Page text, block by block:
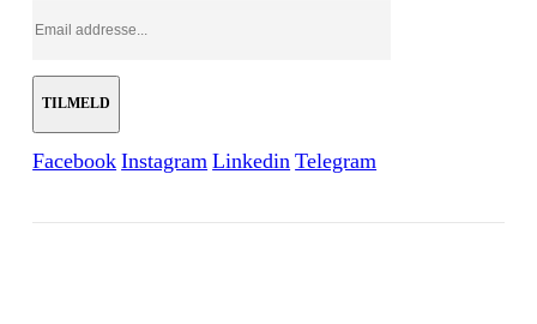
Facebook Instagram Linkedin Telegram